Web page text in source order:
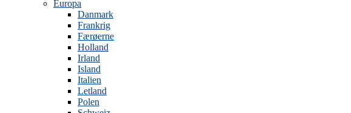
Europa
Danmark
Frankrig
Færøerne
Holland
Irland
Island
Italien
Letland
Polen